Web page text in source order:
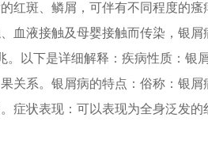
红斑、鳞屑，可伴有不同程度的
血液接触及母婴接触而传染，银屑
。以下是详细解释：疾病性质：银
关系。银屑病的特点：俗称：银屑
症状表现：可以表现为全身泛发